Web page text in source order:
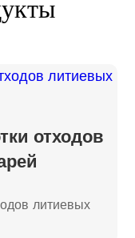
отходов
литиевых